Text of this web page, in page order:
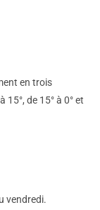
en trois
de 15° à 0° et
vendredi.